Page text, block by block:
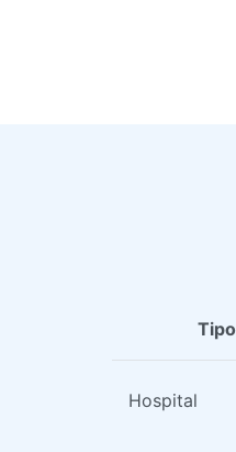
Tipo
Hospital